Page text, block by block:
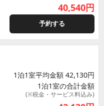
40,540円
予約する
1泊1室平均金額 42,130円
1泊1室の合計金額
(※税金・サービス料込み)